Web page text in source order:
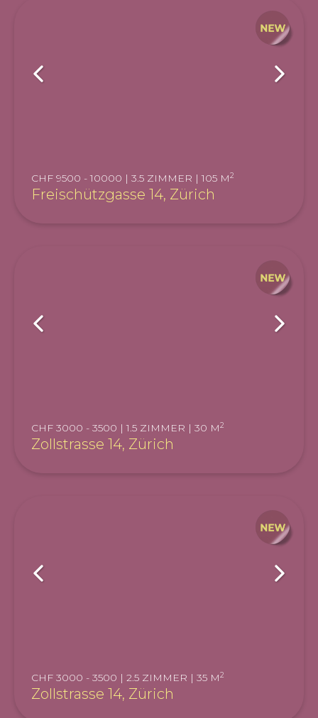
CHF 9500 - 10000 | 3.5 ZIMMER | 105 M2
Freischützgasse 14, Zürich
CHF 3000 - 3500 | 1.5 ZIMMER | 30 M2
Zollstrasse 14, Zürich
CHF 3000 - 3500 | 2.5 ZIMMER | 35 M2
Zollstrasse 14, Zürich